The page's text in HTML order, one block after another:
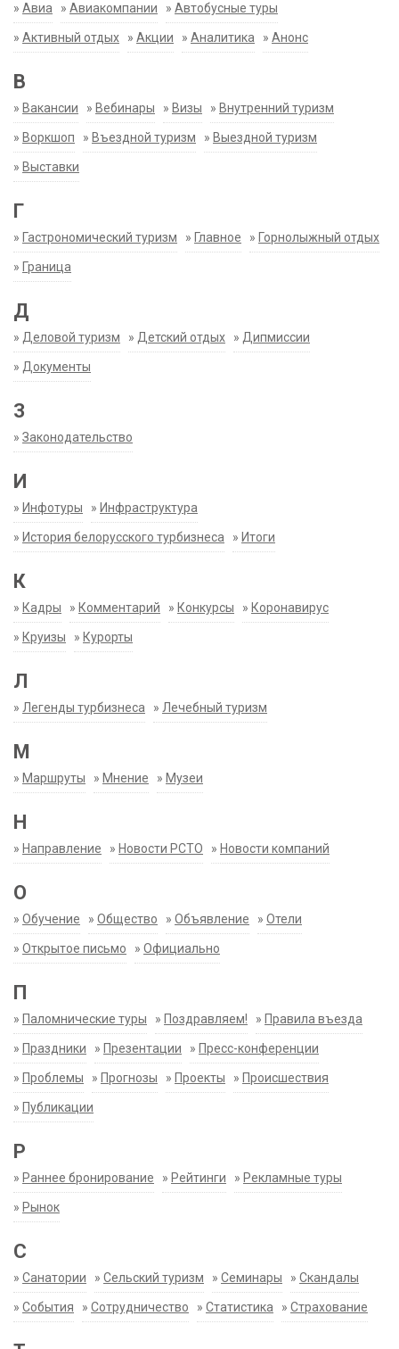
» Авиа » Авиакомпании » Автобусные туры
» Активный отдых » Акции » Аналитика » Анонс
В
» Вакансии » Вебинары » Визы » Внутренний туризм
» Воркшоп » Въездной туризм » Выездной туризм
» Выставки
Г
» Гастрономический туризм » Главное » Горнолыжный отдых
» Граница
Д
» Деловой туризм » Детский отдых » Дипмиссии
» Документы
З
» Законодательство
И
» Инфотуры » Инфраструктура
» История белорусского турбизнеса » Итоги
К
» Кадры » Комментарий » Конкурсы » Коронавирус
» Круизы » Курорты
Л
» Легенды турбизнеса » Лечебный туризм
М
» Маршруты » Мнение » Музеи
Н
» Направление » Новости РСТО » Новости компаний
О
» Обучение » Общество » Объявление » Отели
» Открытое письмо » Официально
П
» Паломнические туры » Поздравляем! » Правила въезда
» Праздники » Презентации » Пресс-конференции
» Проблемы » Прогнозы » Проекты » Происшествия
» Публикации
Р
» Раннее бронирование » Рейтинги » Рекламные туры
» Рынок
С
» Санатории » Сельский туризм » Семинары » Скандалы
» События » Сотрудничество » Статистика » Страхование